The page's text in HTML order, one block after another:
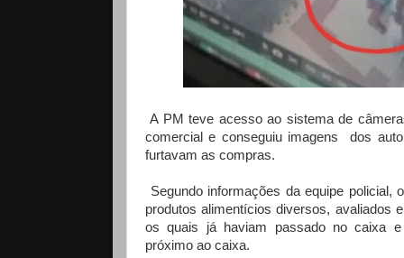
A PM teve acesso ao sistema de
comercial e conseguiu imagens dos
furtavam as compras.
Segundo informações da equipe policial,
produtos alimentícios diversos, avaliados
os quais já haviam passado no caixa
próximo ao caixa.